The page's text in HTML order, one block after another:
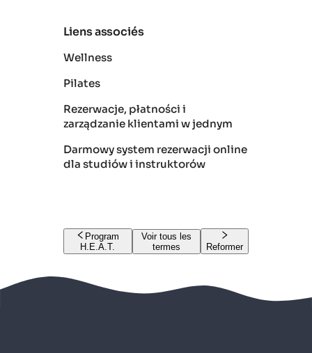
Liens associés
Wellness
Pilates
Rezerwacje, płatności i
zarządzanie klientami w jednym
Darmowy system rezerwacji online
dla studiów i instruktorów
Program
H.E.A.T.
Voir tous les
termes
Reformer